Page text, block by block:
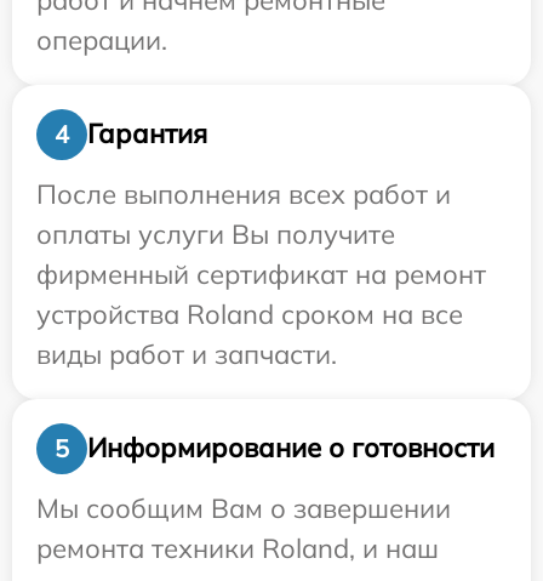
операции.
4
Гарантия
После выполнения всех работ и
оплаты услуги Вы получите
фирменный сертификат на ремонт
устройства Roland сроком на все
виды работ и запчасти.
5
Информирование о готовности
Мы сообщим Вам о завершении
ремонта техники Roland, и наш